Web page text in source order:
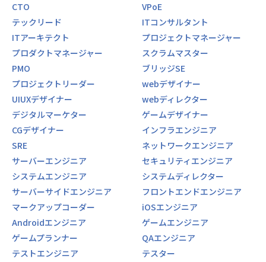
CTO
VPoE
テックリード
ITコンサルタント
ITアーキテクト
プロジェクトマネージャー
プロダクトマネージャー
スクラムマスター
PMO
ブリッジSE
プロジェクトリーダー
webデザイナー
UIUXデザイナー
webディレクター
デジタルマーケター
ゲームデザイナー
CGデザイナー
インフラエンジニア
SRE
ネットワークエンジニア
サーバーエンジニア
セキュリティエンジニア
システムエンジニア
システムディレクター
サーバーサイドエンジニア
フロントエンドエンジニア
マークアップコーダー
iOSエンジニア
Androidエンジニア
ゲームエンジニア
ゲームプランナー
QAエンジニア
テストエンジニア
テスター